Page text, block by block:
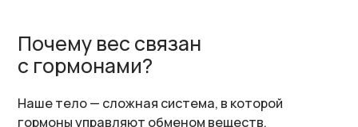
Наше тело — сложная система, в которой
гормоны управляют обменом веществ,
настроением. Если один из этих механизмов
дает сбой, появляются: